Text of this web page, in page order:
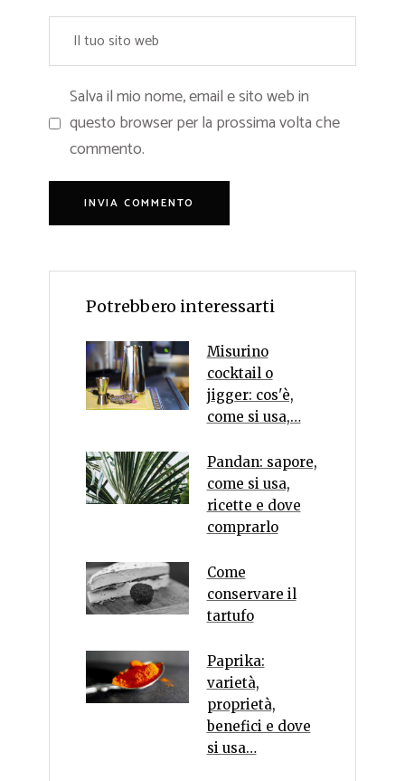
Salva il mio nome, email e sito web in
questo browser per la prossima volta che
commento.
Potrebbero interessarti
Misurino
cocktail o
jigger: cos'è,
come si usa,…
Pandan: sapore,
come si usa,
ricette e dove
comprarlo
Come
conservare il
tartufo
Paprika:
varietà,
proprietà,
benefici e dove
si usa…